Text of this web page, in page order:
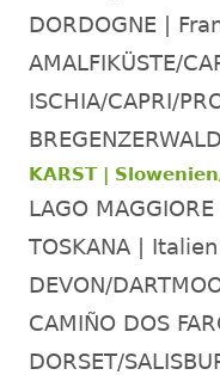
DORDOGNE |
AMALFIKÜSTE/
ISCHIA/CAPRI/
KARST |
LAGO
TOSKANA | Italien
DEVON/
CAMIÑO DOS
DORSET/